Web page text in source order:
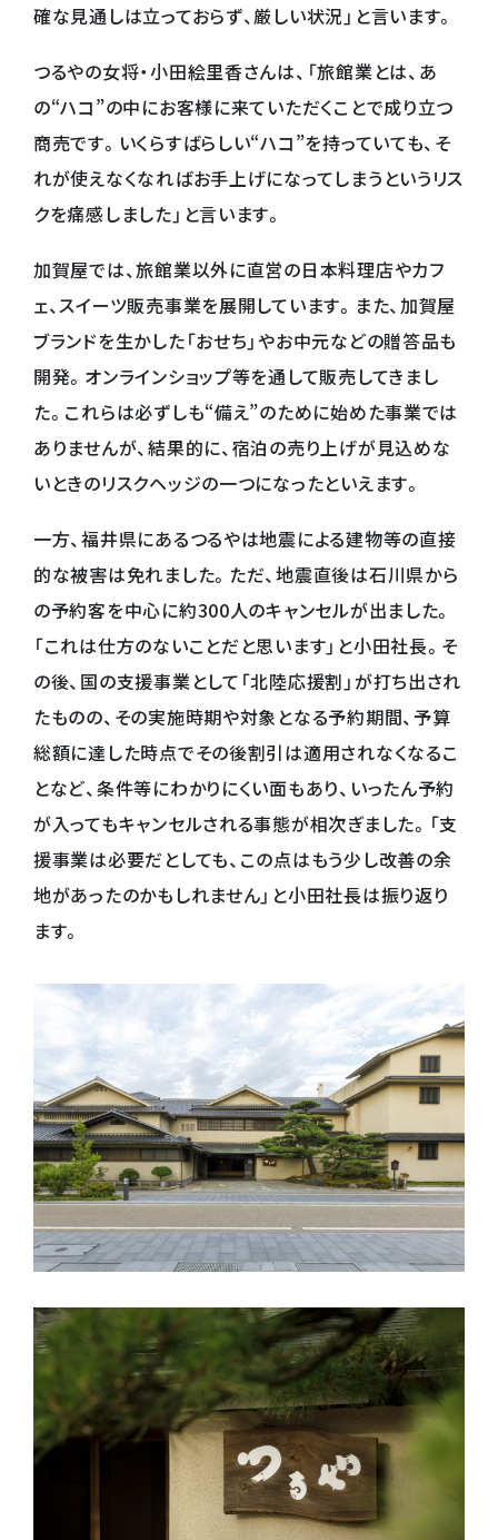
確な見通しは立っておらず、厳しい状況」と言います。
つるやの女将・小田絵里香さんは、「旅館業とは、あ
の“ハコ”の中にお客様に来ていただくことで成り立つ
商売です。いくらすばらしい“ハコ”を持っていても、そ
れが使えなくなればお手上げになってしまうというリス
クを痛感しました」と言います。
加賀屋では、旅館業以外に直営の日本料理店やカフ
ェ、スイーツ販売事業を展開しています。また、加賀屋
ブランドを生かした「おせち」やお中元などの贈答品も
開発。オンラインショップ等を通して販売してきまし
た。これらは必ずしも“備え”のために始めた事業では
ありませんが、結果的に、宿泊の売り上げが見込めな
いときのリスクヘッジの一つになったといえます。
一方、福井県にあるつるやは地震による建物等の直接
的な被害は免れました。ただ、地震直後は石川県から
の予約客を中心に約300人のキャンセルが出ました。
「これは仕方のないことだと思います」と小田社長。そ
の後、国の支援事業として「北陸応援割」が打ち出され
たものの、その実施時期や対象となる予約期間、予算
総額に達した時点でその後割引は適用されなくなるこ
となど、条件等にわかりにくい面もあり、いったん予約
が入ってもキャンセルされる事態が相次ぎました。「支
援事業は必要だとしても、この点はもう少し改善の余
地があったのかもしれません」と小田社長は振り返り
ます。